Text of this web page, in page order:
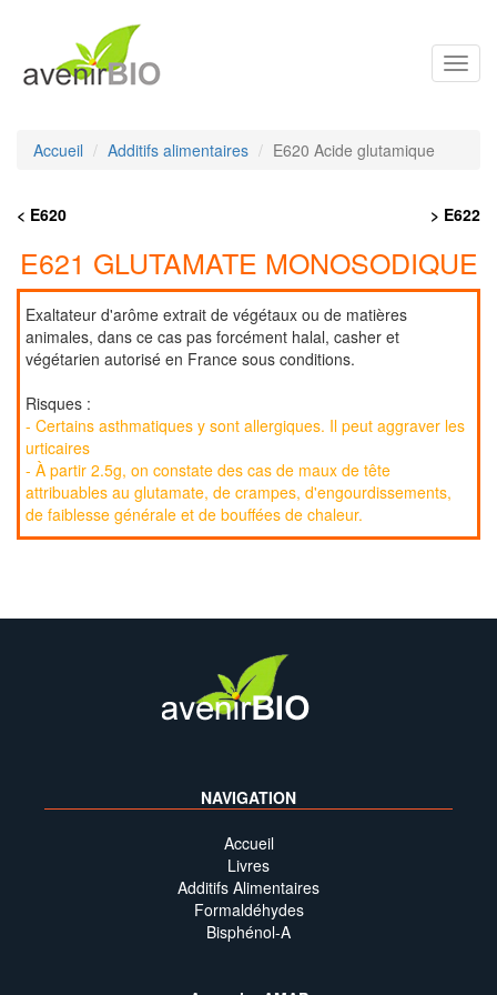
Accueil Additifs alimentaires E620 Acide glutamique
< E620 > E622
E621 GLUTAMATE MONOSODIQUE
Exaltateur d'arôme extrait de végétaux ou de matières
animales, dans ce cas pas forcément halal, casher et
végétarien autorisé en France sous conditions.
Risques :
- Certains asthmatiques y sont allergiques. Il peut aggraver les
urticaires
- À partir 2.5g, on constate des cas de maux de tête
attribuables au glutamate, de crampes, d'engourdissements,
de faiblesse générale et de bouffées de chaleur.
NAVIGATION
Accueil
Livres
Additifs Alimentaires
Formaldéhydes
Bisphénol-A